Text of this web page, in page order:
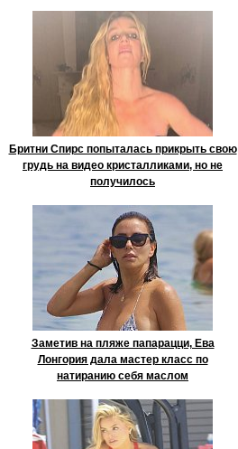
Бритни Спирс попыталась прикрыть свою
грудь на видео кристалликами, но не
получилось
Заметив на пляже папарацци, Ева
Лонгория дала мастер класс по
натиранию себя маслом